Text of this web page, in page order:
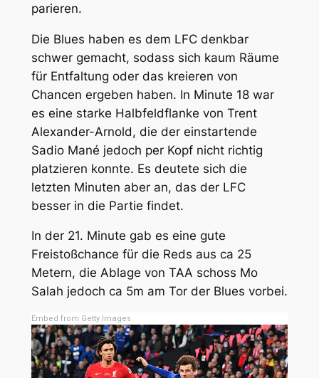
parieren.
Die Blues haben es dem LFC denkbar
schwer gemacht, sodass sich kaum Räume
für Entfaltung oder das kreieren von
Chancen ergeben haben. In Minute 18 war
es eine starke Halbfeldflanke von Trent
Alexander-Arnold, die der einstartende
Sadio Mané jedoch per Kopf nicht richtig
platzieren konnte. Es deutete sich die
letzten Minuten aber an, das der LFC
besser in die Partie findet.
In der 21. Minute gab es eine gute
Freistoßchance für die Reds aus ca 25
Metern, die Ablage von TAA schoss Mo
Salah jedoch ca 5m am Tor der Blues vorbei.
Embed from Getty Images